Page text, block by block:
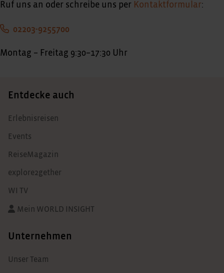
Ruf uns an oder schreibe uns per Kontaktformular:
02203-9255700
Montag – Freitag 9:30–17:30 Uhr
Entdecke auch
Erlebnisreisen
Events
ReiseMagazin
explore2gether
WI TV
Mein WORLD INSIGHT
Unternehmen
Unser Team